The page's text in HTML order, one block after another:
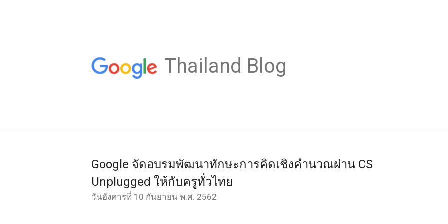
Thailand Blog
Google จัดอบรมพัฒนาทักษะการคิดเชิงคำนวณผ่าน CS
Unplugged ให้กับครูทั่วไทย
วันอังคารที่ 10 กันยายน พ.ศ. 2562